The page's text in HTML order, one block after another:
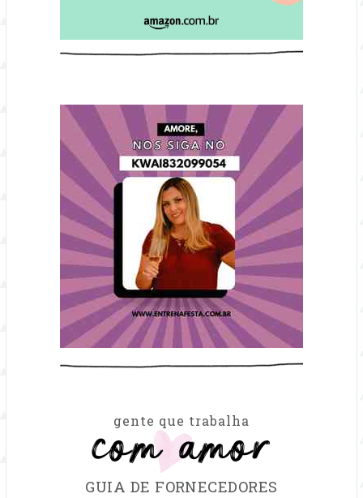
gente que trabalha
com amor
GUIA DE FORNECEDORES